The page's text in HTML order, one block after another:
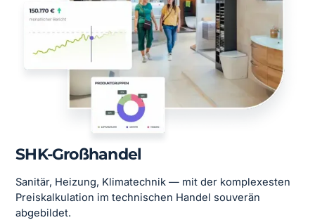
SHK-Großhandel
Sanitär, Heizung, Klimatechnik — mit der komplexesten
Preiskalkulation im technischen Handel souverän
abgebildet.